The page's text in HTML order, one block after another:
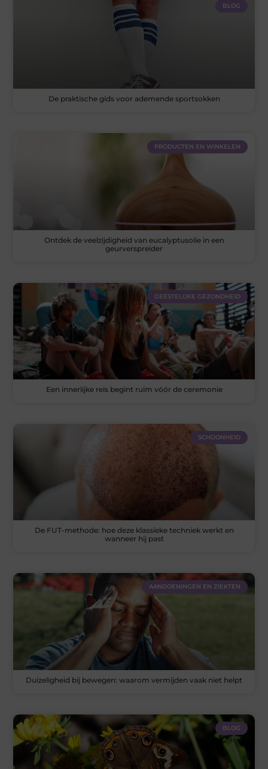
BLOG
De praktische gids voor ademende sportsokken
PRODUCTEN EN WINKELEN
Ontdek de veelzijdigheid van eucalyptusolie in een
geurverspreider
GEESTELIJKE GEZONDHEID
Een innerlijke reis begint ruim vóór de ceremonie
SCHOONHEID
De FUT-methode: hoe deze klassieke techniek werkt en
wanneer hij past
AANDOENINGEN EN ZIEKTEN
Duizeligheid bij bewegen: waarom vermijden vaak niet helpt
BLOG